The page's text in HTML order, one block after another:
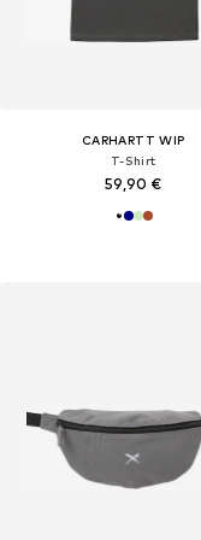
CARHARTT WIP
T-Shirt
59,90 €